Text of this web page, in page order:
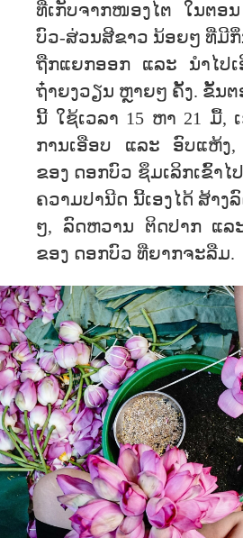
ທີ່ເກັບຈາກໜອງໄຕ ໃນຕອ
ບົວ-ສ່ວນສີຂາວ ນ້ອຍໆ ທີ່ມີ
ຖືກແຍກອອກ ແລະ ນຳໄປ
ຖ໋າຍງວຽນ ຫຼາຍໆ ຄັ້ງ. ຂັ້ນ
ນີ້ ໃຊ້ເວລາ 15 ຫາ 21 ມື້,
ການເອືອບ ແລະ ອົບແຫ້ງ
ຂອງ ດອກບົວ ຊຶມເລິກເຂົ້າໄ
ຄວາມປານີດ ນີ້ເອງໄດ້ ສ້າງ
ໆ, ລົດຫວານ ຕິດປາກ ແລ
ຂອງ ດອກບົວ ທີ່ຍາກຈະລືມ.